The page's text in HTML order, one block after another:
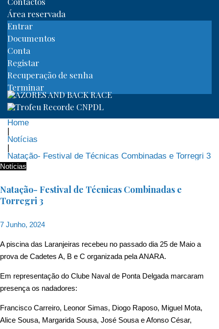
Área reservada
Entrar
Documentos
Conta
Registar
Recuperação de senha
Terminar
Home
|
Notícias
|
Natação- Festival de Técnicas Combinadas e Torregri 3
Notícias
Natação- Festival de Técnicas Combinadas e
Torregri 3
7 Junho, 2024
A piscina das Laranjeiras recebeu no passado dia 25 de Maio a
prova de Cadetes A, B e C organizada pela ANARA.
Em representação do Clube Naval de Ponta Delgada marcaram
presença os nadadores:
Francisco Carreiro, Leonor Simas, Diogo Raposo, Miguel Mota,
Alice Sousa, Margarida Sousa, José Sousa e Afonso César,